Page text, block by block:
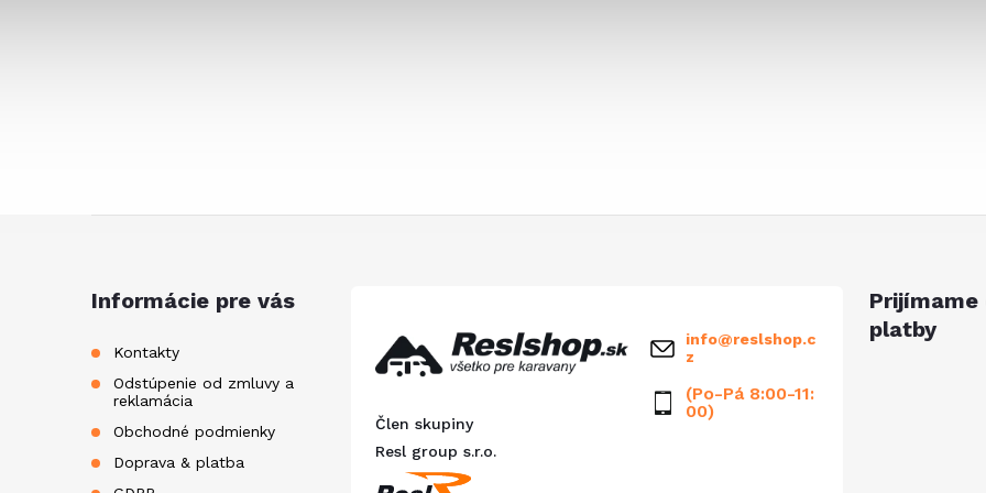
Informácie pre vás
Kontakty
Odstúpenie od zmluvy a
reklamácia
Obchodné podmienky
Doprava & platba
Člen skupiny
Resl group s.r.o.
info@reslshop.c
z
(Po-Pá 8:00-11:
00)
Prijímame
platby